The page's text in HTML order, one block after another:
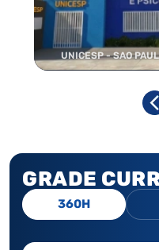
UNICESP - SAO
GRADE
360H